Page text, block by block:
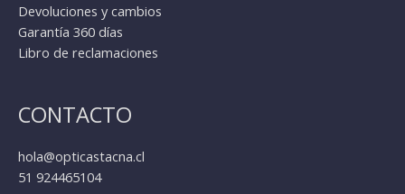
Devoluciones y cambios
Garantía 360 días
Libro de reclamaciones
CONTACTO
hola@opticastacna.cl
51 924465104